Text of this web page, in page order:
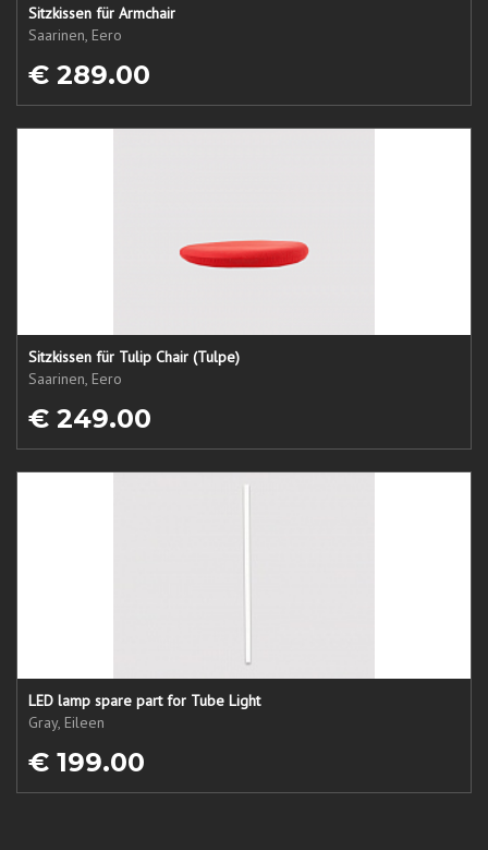
Sitzkissen für Armchair
Saarinen, Eero
€ 289.00
Sitzkissen für Tulip Chair (Tulpe)
Saarinen, Eero
€ 249.00
LED lamp spare part for Tube Light
Gray, Eileen
€ 199.00